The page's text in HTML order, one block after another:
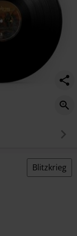
Blitzkrieg